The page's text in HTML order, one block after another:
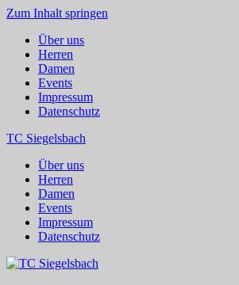
Zum Inhalt springen
Über uns
Herren
Damen
Events
Impressum
Datenschutz
TC Siegelsbach
Über uns
Herren
Damen
Events
Impressum
Datenschutz